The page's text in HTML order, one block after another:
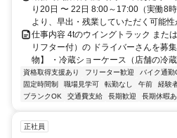
り20日 〜 22日 8:00～17:00（実働8
より、早出・残業していただく可能性
仕事内容 4tのウイングトラック また
リフター付）の ドライバーさんを募
物】 ・冷蔵ショーケース（店舗の冷
資格取得支援あり フリーター歓迎 バイク通勤
固定時間制
職場見学可 転勤なし 午前 経験
ブランクOK
交通費支給 長期歓迎 長期休暇あ
正社員